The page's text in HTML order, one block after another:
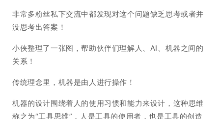
非常多粉丝私下交流中都发现对这个问题缺乏思考或者并
没思考出答案！
小侠整理了一张图，帮助伙伴们理解人、AI、机器之间的
关系！
传统理念里，机器是由人进行操作！
机器的设计围绕着人的使用习惯和能力来设计，这种思维
称之为“工具思维”，人是工具的使用者，也是工具的创造